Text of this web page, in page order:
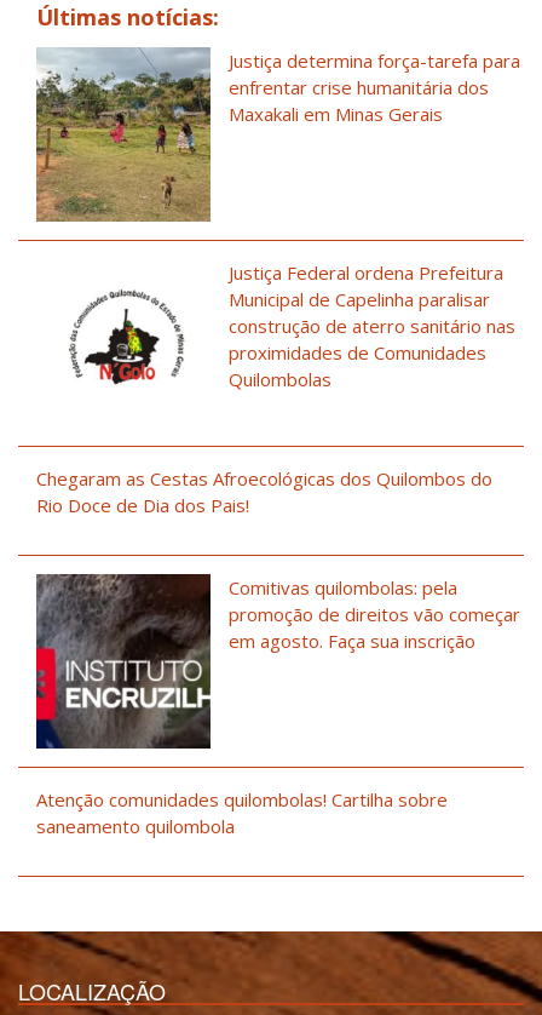
Últimas notícias:
Justiça determina força-tarefa para
enfrentar crise humanitária dos
Maxakali em Minas Gerais
Justiça Federal ordena Prefeitura
Municipal de Capelinha paralisar
construção de aterro sanitário nas
proximidades de Comunidades
Quilombolas
Chegaram as Cestas Afroecológicas dos Quilombos do
Rio Doce de Dia dos Pais!
Comitivas quilombolas: pela
promoção de direitos vão começar
em agosto. Faça sua inscrição
Atenção comunidades quilombolas! Cartilha sobre
saneamento quilombola
LOCALIZAÇÃO